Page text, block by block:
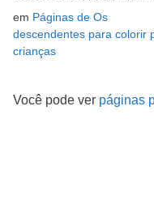
em Páginas de Os
descendentes para colorir
crianças
Você pode ver páginas